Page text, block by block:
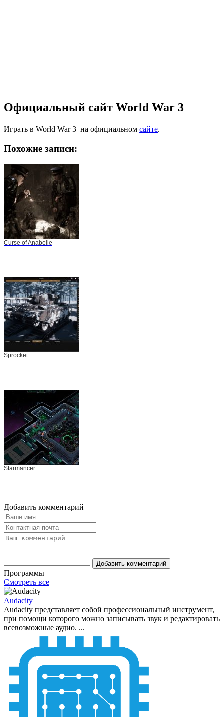
Официальный сайт World War 3
Играть в World War 3 на официальном сайте.
Похожие записи:
Curse of Anabelle
Sprocket
Starmancer
Добавить комментарий
Добавить комментарий
Программы
Смотреть все
Audacity
Audacity представляет собой профессиональный инструмент,
при помощи которого можно записывать звук и редактировать
всевозможные аудио. ...